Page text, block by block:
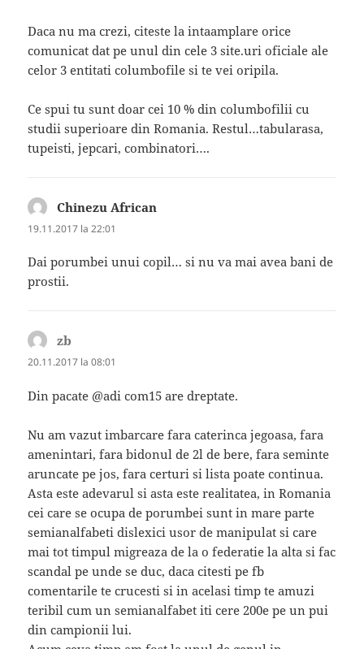
Daca nu ma crezi, citeste la intaamplare orice
comunicat dat pe unul din cele 3 site.uri oficiale ale
celor 3 entitati columbofile si te vei oripila.
Ce spui tu sunt doar cei 10 % din columbofilii cu
studii superioare din Romania. Restul…tabularasa,
tupeisti, jepcari, combinatori….
Chinezu African
19.11.2017 la 22:01
Dai porumbei unui copil… si nu va mai avea bani de
prostii.
zb
20.11.2017 la 08:01
Din pacate @adi com15 are dreptate.
Nu am vazut imbarcare fara caterinca jegoasa, fara
amenintari, fara bidonul de 2l de bere, fara seminte
aruncate pe jos, fara certuri si lista poate continua.
Asta este adevarul si asta este realitatea, in Romania
cei care se ocupa de porumbei sunt in mare parte
semianalfabeti dislexici usor de manipulat si care
mai tot timpul migreaza de la o federatie la alta si fac
scandal pe unde se duc, daca citesti pe fb
comentarile te crucesti si in acelasi timp te amuzi
teribil cum un semianalfabet iti cere 200e pe un pui
din campionii lui.